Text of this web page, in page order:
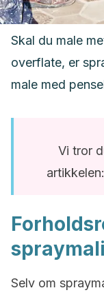
Skal du male
overflate, er
male med
Vi tror
artikkelen:
Selv om